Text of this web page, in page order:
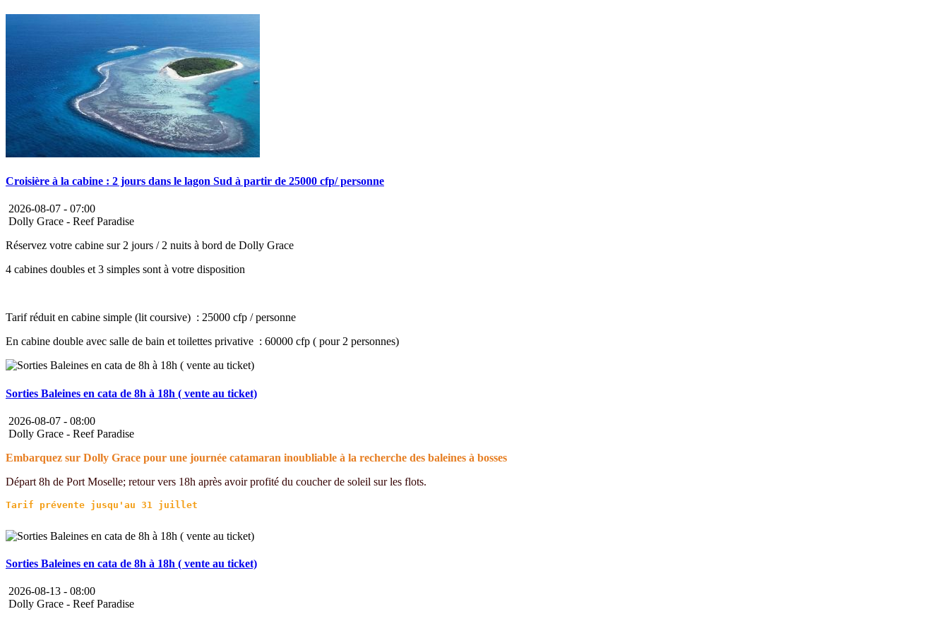
Croisière à la cabine : 2 jours dans le lagon Sud à partir de 25000 cfp/ personne
2026-08-07 - 07:00
Dolly Grace - Reef Paradise
Réservez votre cabine sur 2 jours / 2 nuits à bord de Dolly Grace
4 cabines doubles et 3 simples sont à votre disposition
Tarif réduit en cabine simple (lit coursive) : 25000 cfp / personne
En cabine double avec salle de bain et toilettes privative : 60000 cfp ( pour 2 personnes)
Sorties Baleines en cata de 8h à 18h ( vente au ticket)
2026-08-07 - 08:00
Dolly Grace - Reef Paradise
Embarquez sur Dolly Grace pour une journée catamaran inoubliable à la recherche des baleines à bosses
Départ 8h de Port Moselle; retour vers 18h après avoir profité du coucher de soleil sur les flots.
Sorties Baleines en cata de 8h à 18h ( vente au ticket)
2026-08-13 - 08:00
Dolly Grace - Reef Paradise